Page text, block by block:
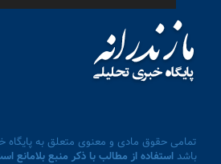
تمامی حقوق مادی و معنوی متعلق به پایگاه
باشداستفاده از مطالب با ذکر منبع بلامانع